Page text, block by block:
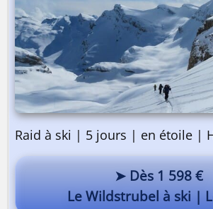
➤ Dès 1 598 €
Le Wildstrubel à ski |